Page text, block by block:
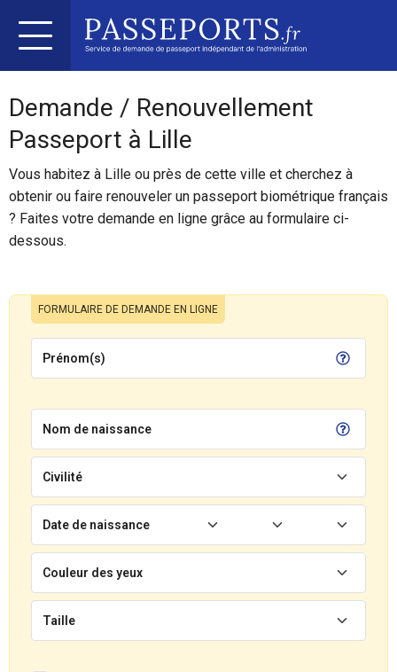
Demande / Renouvellement
Passeport à Lille
Vous habitez à Lille ou près de cette ville et cherchez à
obtenir ou faire renouveler un passeport biométrique français
? Faites votre demande en ligne grâce au formulaire ci-
dessous.
FORMULAIRE DE DEMANDE EN LIGNE
Prénom(s)
Nom de naissance
Civilité
Date de naissance
Couleur des yeux
Taille